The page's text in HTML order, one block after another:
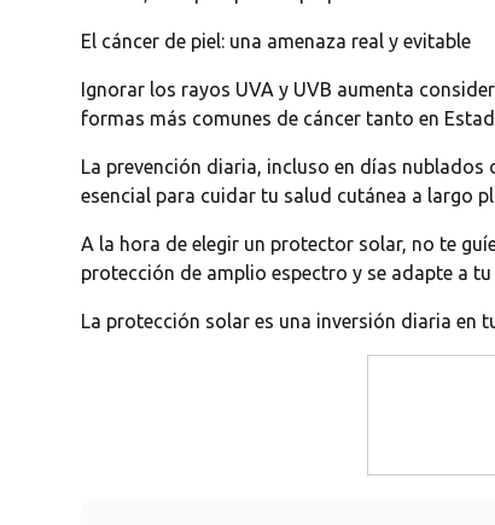
El cáncer de piel: una amenaza real y evitable
Ignorar los rayos UVA y UVB aumenta
formas más comunes de cáncer tanto en
La prevención diaria, incluso en días
esencial para cuidar tu salud cutánea a largo
A la hora de elegir un protector solar, no te
protección de amplio espectro y se adapte a
La protección solar es una inversión diaria en